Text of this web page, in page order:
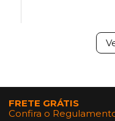
FRETE GRÁTIS
Confira o